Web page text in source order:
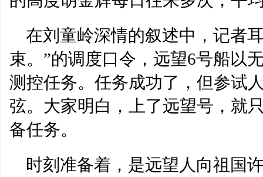
在刘童岭深情的叙述中，记者
束。”的调度口令，远望6号船以
测控任务。任务成功了，但参试
弦。大家明白，上了远望号，
备任务。
时刻准备着，是远望人向祖国